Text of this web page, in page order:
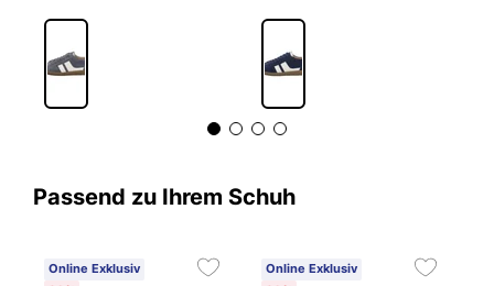
Passend zu Ihrem Schuh
Online Exklusiv
Online Exklusiv